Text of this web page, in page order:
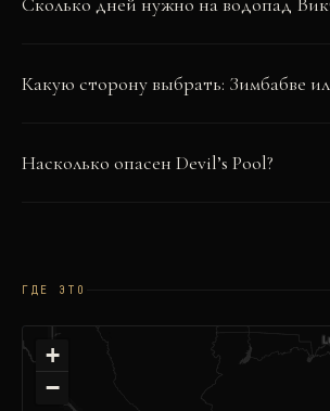
Какую сторону выбрать: Зимбабве
Насколько опасен Devil’s Pool?
ГДЕ ЭТО
+
−